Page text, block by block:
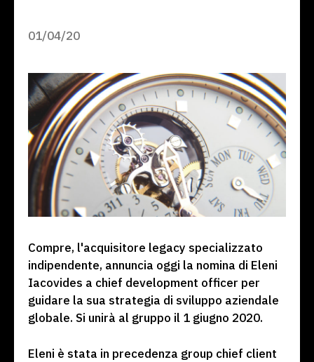
01/04/20
Compre, l'acquisitore legacy specializzato
indipendente, annuncia oggi la nomina di Eleni
Iacovides a chief development officer per
guidare la sua strategia di sviluppo aziendale
globale. Si unirà al gruppo il 1 giugno 2020.
Eleni è stata in precedenza group chief client